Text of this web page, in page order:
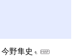
今野隼史